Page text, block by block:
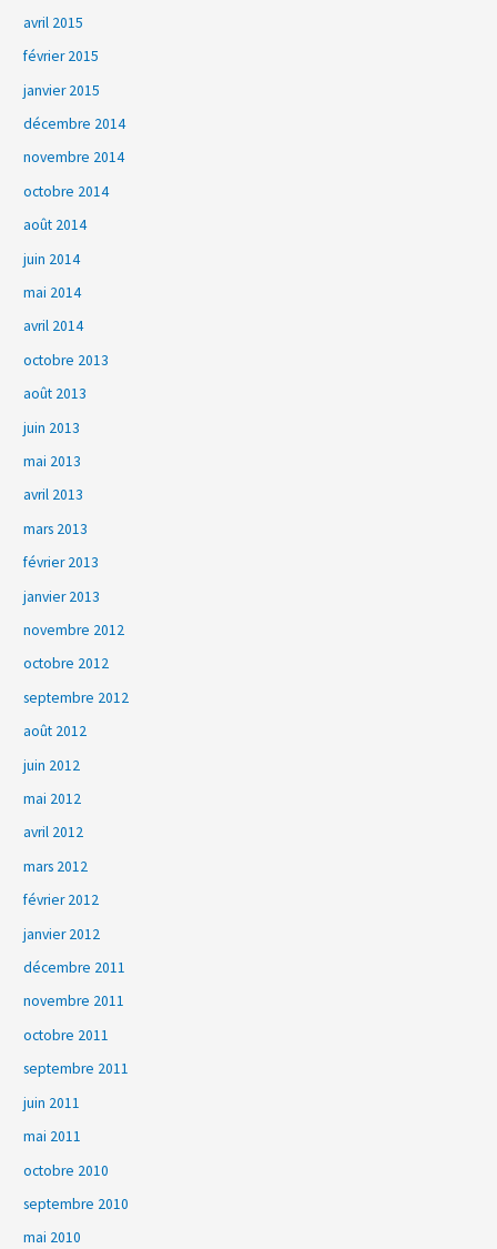
avril 2015
février 2015
janvier 2015
décembre 2014
novembre 2014
octobre 2014
août 2014
juin 2014
mai 2014
avril 2014
octobre 2013
août 2013
juin 2013
mai 2013
avril 2013
mars 2013
février 2013
janvier 2013
novembre 2012
octobre 2012
septembre 2012
août 2012
juin 2012
mai 2012
avril 2012
mars 2012
février 2012
janvier 2012
décembre 2011
novembre 2011
octobre 2011
septembre 2011
juin 2011
mai 2011
octobre 2010
septembre 2010
mai 2010